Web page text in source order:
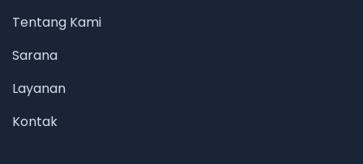
Tentang Kami
Sarana
Layanan
Kontak